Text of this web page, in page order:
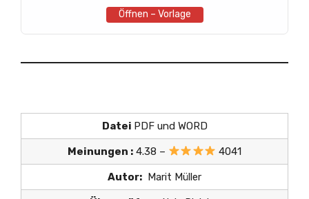
Öffnen – Vorlage
Datei PDF und WORD
Meinungen : 4.38 – 4041
Autor: Marit Müller